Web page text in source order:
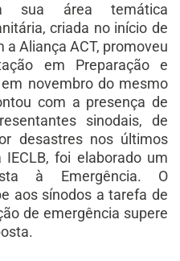
área temática
criada no início de
a Aliança ACT, promoveu
em Preparação e
novembro do mesmo
com a presença de
sinodais, de
desastres nos últimos
foi elaborado um
à Emergência. O
aos sínodos a tarefa de
de emergência supere